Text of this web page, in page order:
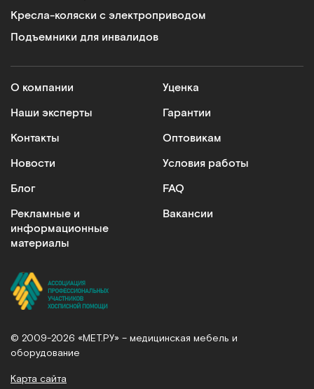
Кресла-коляски с электроприводом
Подъемники для инвалидов
О компании
Наши эксперты
Контакты
Новости
Блог
Рекламные и
информационные
материалы
Уценка
Гарантии
Оптовикам
Условия работы
FAQ
Вакансии
© 2009-2026 «МЕТ.РУ» – медицинская мебель и
оборудование
Карта сайта